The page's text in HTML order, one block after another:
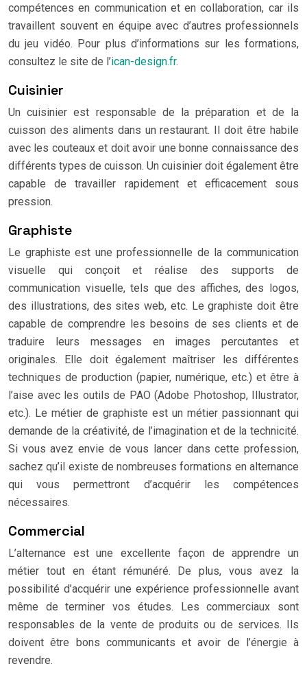
compétences en communication et en collaboration, car ils
travaillent souvent en équipe avec d’autres professionnels
du jeu vidéo. Pour plus d’informations sur les formations,
consultez le site de l’ican-design.fr.
Cuisinier
Un cuisinier est responsable de la préparation et de la
cuisson des aliments dans un restaurant. Il doit être habile
avec les couteaux et doit avoir une bonne connaissance des
différents types de cuisson. Un cuisinier doit également être
capable de travailler rapidement et efficacement sous
pression.
Graphiste
Le graphiste est une professionnelle de la communication
visuelle qui conçoit et réalise des supports de
communication visuelle, tels que des affiches, des logos,
des illustrations, des sites web, etc. Le graphiste doit être
capable de comprendre les besoins de ses clients et de
traduire leurs messages en images percutantes et
originales. Elle doit également maîtriser les différentes
techniques de production (papier, numérique, etc.) et être à
l’aise avec les outils de PAO (Adobe Photoshop, Illustrator,
etc.). Le métier de graphiste est un métier passionnant qui
demande de la créativité, de l’imagination et de la technicité.
Si vous avez envie de vous lancer dans cette profession,
sachez qu’il existe de nombreuses formations en alternance
qui vous permettront d’acquérir les compétences
nécessaires.
Commercial
L’alternance est une excellente façon de apprendre un
métier tout en étant rémunéré. De plus, vous avez la
possibilité d’acquérir une expérience professionnelle avant
même de terminer vos études. Les commerciaux sont
responsables de la vente de produits ou de services. Ils
doivent être bons communicants et avoir de l’énergie à
revendre.